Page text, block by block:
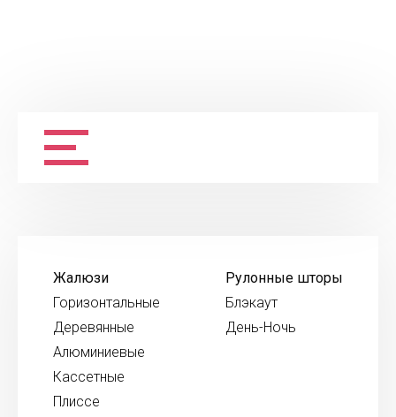
Жалюзи
Горизонтальные
Деревянные
Алюминиевые
Кассетные
Плиссе
Рулонные шторы
Блэкаут
День-Ночь